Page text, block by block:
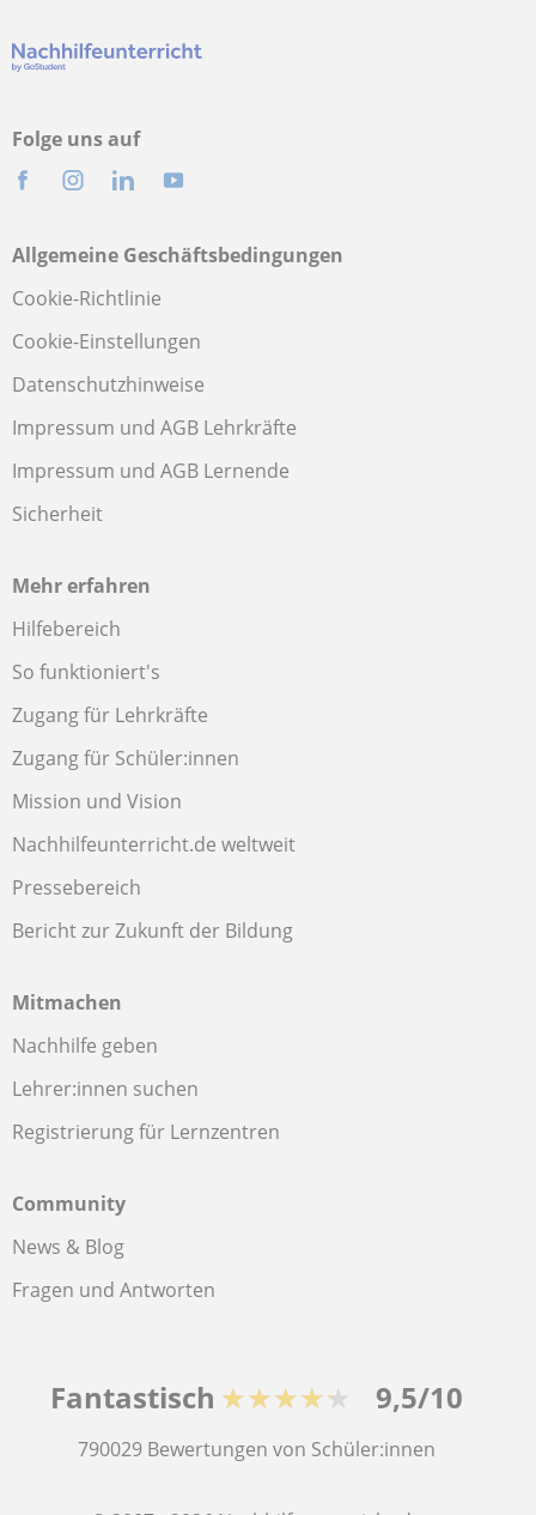
Folge uns auf
Allgemeine Geschäftsbedingungen
Cookie-Richtlinie
Cookie-Einstellungen
Datenschutzhinweise
Impressum und AGB Lehrkräfte
Impressum und AGB Lernende
Sicherheit
Mehr erfahren
Hilfebereich
So funktioniert's
Zugang für Lehrkräfte
Zugang für Schüler:innen
Mission und Vision
Nachhilfeunterricht.de weltweit
Pressebereich
Bericht zur Zukunft der Bildung
Mitmachen
Nachhilfe geben
Lehrer:innen suchen
Registrierung für Lernzentren
Community
News & Blog
Fragen und Antworten
Fantastisch ★★★★★ 9,5/10
790029 Bewertungen von Schüler:innen